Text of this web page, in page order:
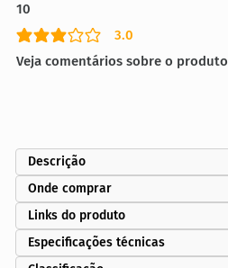
3.0
classificação média é 3 de 5
Veja comentários sobre o produto
10
Descrição
Onde comprar
Links do produto
Especificações técnicas